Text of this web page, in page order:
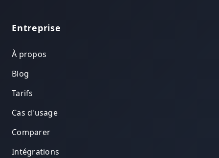
Entreprise
À propos
Blog
Tarifs
Cas d'usage
Comparer
Intégrations